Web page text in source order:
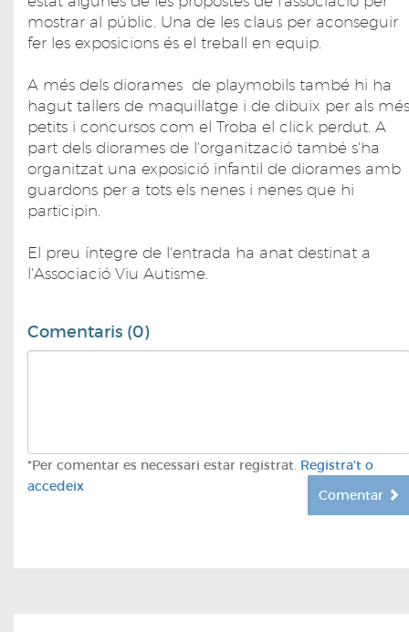
mostrar al públic. Una de les claus per aconseguir
fer les exposicions és el treball en equip.
A més dels diorames de playmobils també hi ha
hagut tallers de maquillatge i de dibuix per als més
petits i concursos com el Troba el click perdut. A
part dels diorames de l'organització també s'ha
organitzat una exposició infantil de diorames amb
guardons per a tots els nenes i nenes que hi
participin.
El preu íntegre de l'entrada ha anat destinat a
l'Associació Viu Autisme.
Comentaris (0)
*Per comentar es necessari estar registrat. Registra't o
accedeix
Comentar